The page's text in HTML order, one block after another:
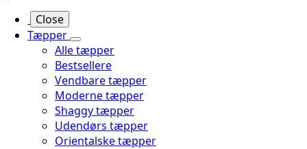
Close
Tæpper
Alle tæpper
Bestsellere
Vendbare tæpper
Moderne tæpper
Shaggy tæpper
Udendørs tæpper
Orientalske tæpper